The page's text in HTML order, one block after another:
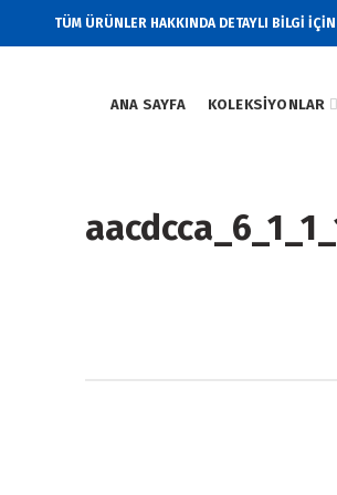
TÜM ÜRÜNLER HAKKINDA DETAYLI BİLGİ
ANA SAYFA KOLEKSIYONLAR